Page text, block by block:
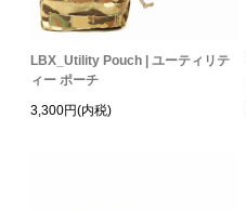
LBX_Utility Pouch | ユーティリテ
ィー ポーチ
3,300円(内税)